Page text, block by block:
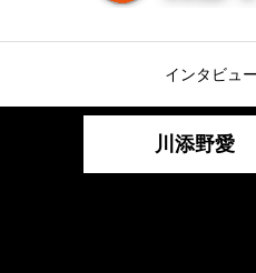
インタビュー
川添野愛